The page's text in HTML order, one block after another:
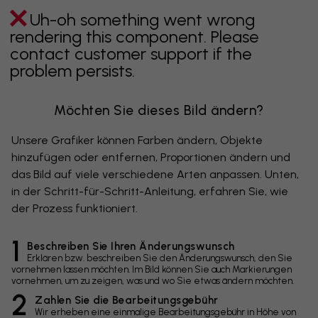
Uh-oh something went wrong
rendering this component. Please
contact customer support if the
problem persists.
Möchten Sie dieses Bild ändern?
Unsere Grafiker können Farben ändern, Objekte
hinzufügen oder entfernen, Proportionen ändern und
das Bild auf viele verschiedene Arten anpassen. Unten,
in der Schritt-für-Schritt-Anleitung, erfahren Sie, wie
der Prozess funktioniert.
1 Beschreiben Sie Ihren Änderungswunsch
Erklären bzw. beschreiben Sie den Änderungswunsch, den Sie
vornehmen lassen möchten. Im Bild können Sie auch Markierungen
vornehmen, um zu zeigen, was und wo Sie etwas ändern möchten.
2 Zahlen Sie die Bearbeitungsgebühr
Wir erheben eine einmalige Bearbeitungsgebühr in Höhe von